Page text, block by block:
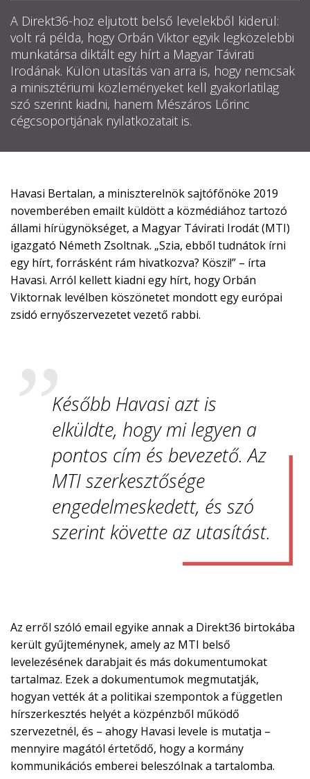
WEBSHOP



CSATLAKOZZ
A
TÁMOGATÓI
KÖRHÖZ!
A Direkt36-hoz eljutott belső levelekből kiderül:
volt rá példa, hogy Orbán Viktor egyik legközelebbi
munkatársa diktált egy hírt a Magyar Távirati
Irodának. Külön utasítás van arra is, hogy nemcsak
a minisztériumi közleményeket kell gyakorlatilag
szó szerint kiadni, hanem Mészáros Lőrinc
cégcsoportjának nyilatkozatait is.
Havasi Bertalan, a miniszterelnök sajtófőnöke 2019
novemberében emailt küldött a közmédiához tartozó
állami hírügynökséget, a Magyar Távirati Irodát (MTI)
igazgató Németh Zsoltnak. „Szia, ebből tudnátok írni
egy hírt, forrásként rám hivatkozva? Köszi!” – írta
Havasi. Arról kellett kiadni egy hírt, hogy Orbán
Viktornak levélben köszönetet mondott egy európai
zsidó ernyőszervezetet vezető rabbi.
Később Havasi azt is
elküldte, hogy mi legyen a
pontos cím és bevezető. Az
MTI szerkesztősége
engedelmeskedett, és szó
szerint követte az utasítást.
Az erről szóló email egyike annak a Direkt36 birtokába
került gyűjteménynek, amely az MTI belső
levelezésének darabjait és más dokumentumokat
tartalmaz. Ezek a dokumentumok megmutatják,
hogyan vették át a politikai szempontok a független
hírszerkesztés helyét a közpénzből működő
szervezetnél, és – ahogy Havasi levele is mutatja –
mennyire magától értetődő, hogy a kormány
kommunikációs emberei beleszólnak a tartalomba.